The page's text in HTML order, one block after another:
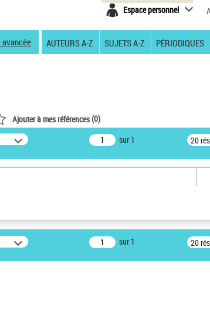
Espace personnel
avancée AUTEURS A-Z SUJETS A-Z PÉRIODIQUES
Ajouter à mes références(0)
sur 1 20
sur 1 20